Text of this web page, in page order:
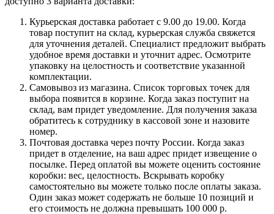
Курьерская доставка работает с 9.00 до 19.00. Когда
товар поступит на склад, курьерская служба свяжется
для уточнения деталей. Специалист предложит выбрать
удобное время доставки и уточнит адрес. Осмотрите
упаковку на целостность и соответствие указанной
комплектации.
Самовывоз из магазина. Список торговых точек для
выбора появится в корзине. Когда заказ поступит на
склад, вам придет уведомление. Для получения заказа
обратитесь к сотруднику в кассовой зоне и назовите
номер.
Почтовая доставка через почту России. Когда заказ
придет в отделение, на ваш адрес придет извещение о
посылке. Перед оплатой вы можете оценить состояние
коробки: вес, целостность. Вскрывать коробку
самостоятельно вы можете только после оплаты заказа.
Один заказ может содержать не больше 10 позиций и
его стоимость не должна превышать 100 000 р.